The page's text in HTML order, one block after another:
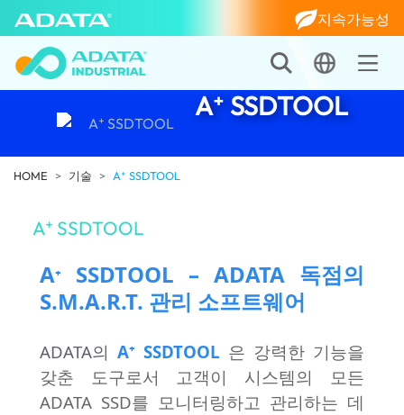
지속가능성
A⁺ SSDTOOL
HOME 기술 A⁺ SSDTOOL
A⁺ SSDTOOL
A⁺ SSDTOOL –ADATA 독점의
S.M.A.R.T. 관리 소프트웨어
ADATA의 A⁺ SSDTOOL 은 강력한 기능을
갖춘 도구로서 고객이 시스템의 모든
ADATA SSD를 모니터링하고 관리하는 데